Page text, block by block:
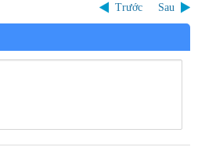
Trước Sau